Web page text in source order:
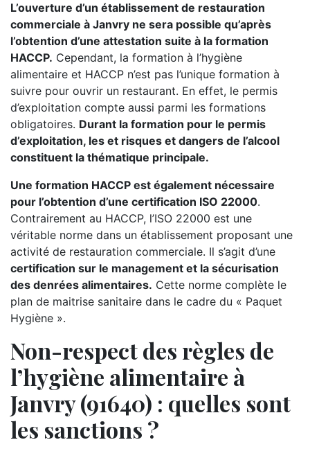
L’ouverture d’un établissement de restauration
commerciale à Janvry ne sera possible qu’après
l’obtention d’une attestation suite à la formation
HACCP. Cependant, la formation à l’hygiène
alimentaire et HACCP n’est pas l’unique formation à
suivre pour ouvrir un restaurant. En effet, le permis
d’exploitation compte aussi parmi les formations
obligatoires. Durant la formation pour le permis
d’exploitation, les et risques et dangers de l’alcool
constituent la thématique principale.
Une formation HACCP est également nécessaire
pour l’obtention d’une certification ISO 22000.
Contrairement au HACCP, l’ISO 22000 est une
véritable norme dans un établissement proposant une
activité de restauration commerciale. Il s’agit d’une
certification sur le management et la sécurisation
des denrées alimentaires. Cette norme complète le
plan de maitrise sanitaire dans le cadre du « Paquet
Hygiène ».
Non-respect des règles de
l’hygiène alimentaire à
Janvry (91640) : quelles sont
les sanctions ?